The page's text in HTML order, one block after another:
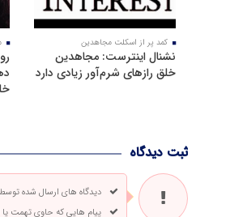
کمد پر از اسکلت مجاهدین
نشنال اینترست: مجاهدین
خلق رازهای شرم‌آور زیادی دارد
ثبت دیدگاه
دیدگاه های ارسال شده
پیام هایی که حاوی تهمت یا